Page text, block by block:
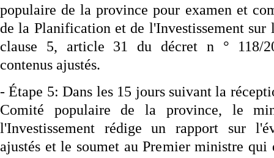
populaire de la province pour examen et
de la Planification et de l'Investissement sur
clause 5, article 31 du décret n ° 118/
contenus ajustés.
- Étape 5: Dans les 15 jours suivant la
Comité populaire de la province, le
l'Investissement rédige un rapport sur
ajustés et le soumet au Premier ministre qui